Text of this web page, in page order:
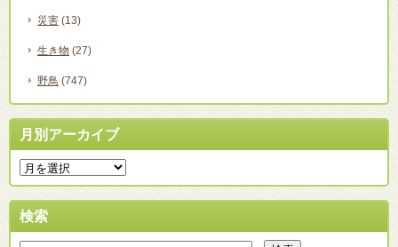
災害 (13)
生き物 (27)
野鳥 (747)
月別アーカイブ
検索